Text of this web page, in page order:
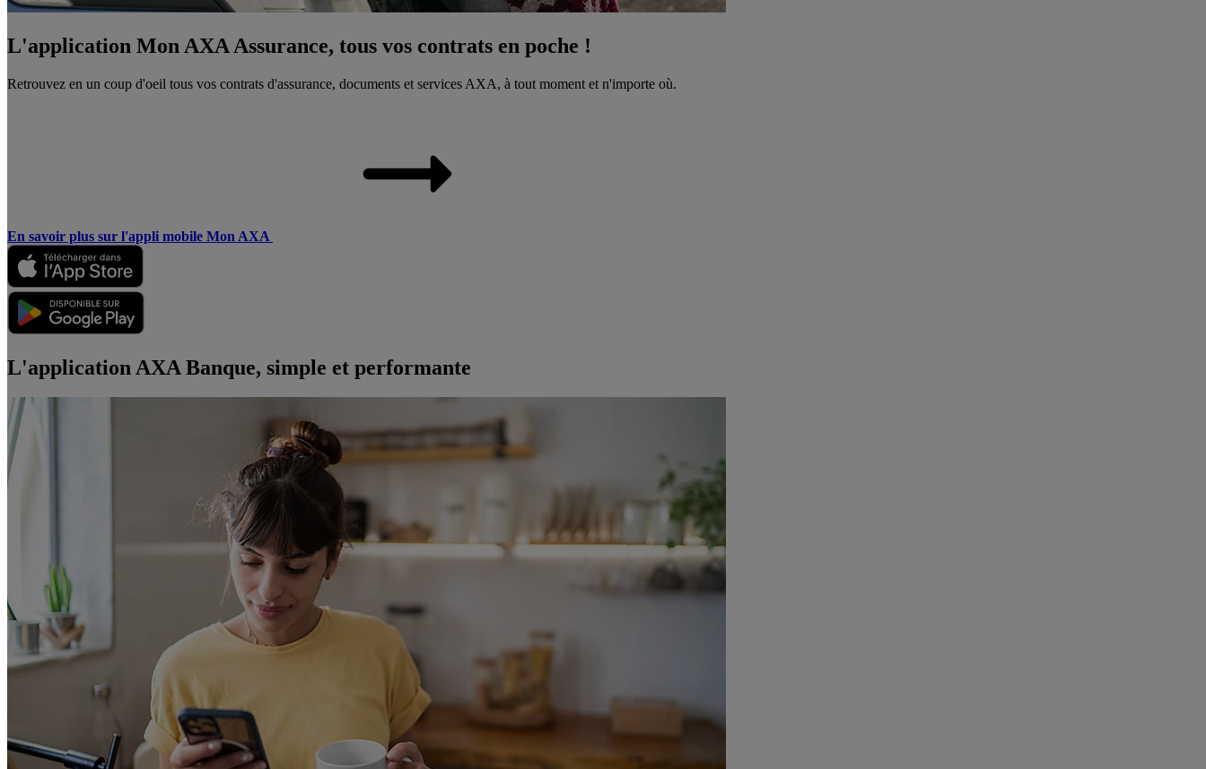
L'application Mon AXA Assurance, tous vos contrats en poche !
Retrouvez en un coup d'oeil tous vos contrats d'assurance, documents et services AXA, à tout moment et n'importe où.
En savoir plus sur l'appli mobile Mon AXA
L'application AXA Banque, simple et performante